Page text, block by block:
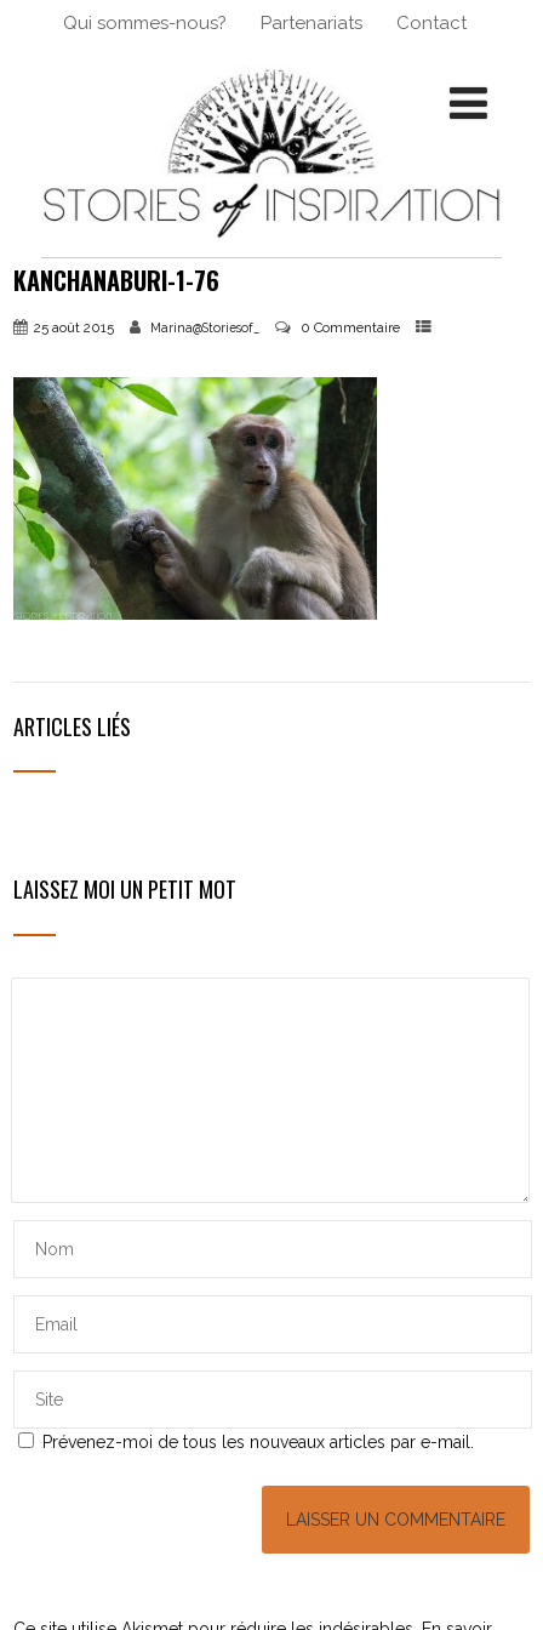
Qui sommes-nous? Partenariats Contact
KANCHANABURI-1-76
25 août 2015 Marina@Storiesof_ 0 Commentaire
ARTICLES LIÉS
LAISSEZ MOI UN PETIT MOT
Prévenez-moi de tous les nouveaux articles par e-mail.